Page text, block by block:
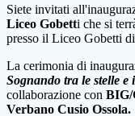
Siete invitati
Liceo Gobetti che si
presso il Liceo Gobetti
La cerimonia di
Sognando tra le stelle e
collaborazione con BIG/
Verbano Cusio Ossola.